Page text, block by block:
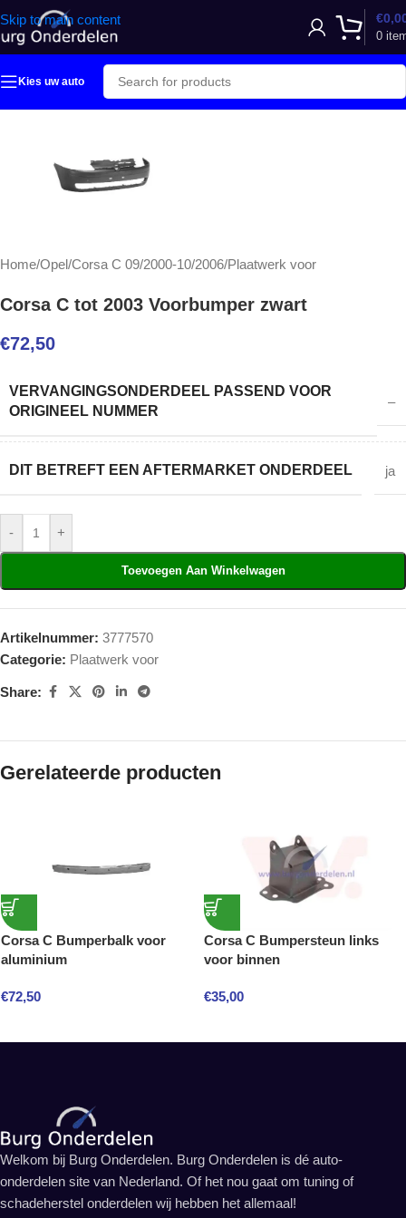
Skip to main content
0
€
Kies uw auto
Home/Opel/Corsa C 09/2000-10/2006/Plaatwerk voor
Corsa C tot 2003 Voorbumper zwart
€72,50
VERVANGINGSONDERDEEL PASSEND VOOR
ORIGINEEL NUMMER
–
DIT BETREFT EEN AFTERMARKET ONDERDEEL ja
- +
Toevoegen Aan Winkelwagen
Artikelnummer: 3777570
Categorie: Plaatwerk voor
Share:
Gerelateerde producten
Corsa C Bumperbalk voor
aluminium
€72,50
Corsa C Bumpersteun links
voor binnen
€35,00
Welkom bij Burg Onderdelen. Burg Onderdelen is dé auto-
onderdelen site van Nederland. Of het nou gaat om tuning of
schadeherstel onderdelen wij hebben het allemaal!